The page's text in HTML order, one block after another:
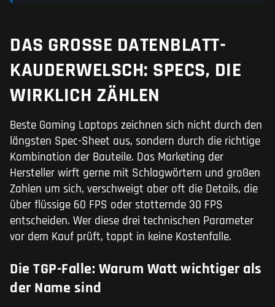
DAS GROSSE DATENBLATT-K
AUDERWELSCH: SPECS, DIE W
IRKLICH ZÄHLEN
Beste Gaming Laptops zeichnen sich nicht durch den
längsten Spec-Sheet aus, sondern durch die richtige
Kombination der Bauteile. Das Marketing der
Hersteller wirft gerne mit Schlagwörtern und großen
Zahlen um sich, verschweigt aber oft die Details, die
über flüssige 60 FPS oder stotternde 30 FPS
entscheiden. Wer diese drei technischen Parameter
vor dem Kauf prüft, tappt in keine Kostenfalle.
Die TGP-Falle: Warum Watt wichtiger als
der Name sind